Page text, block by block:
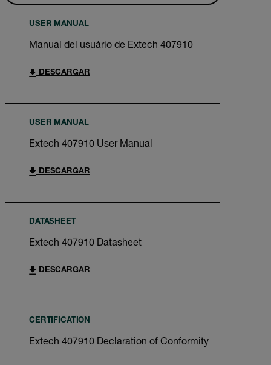
USER MANUAL
Manual del usuário de Extech 407910
DESCARGAR
USER MANUAL
Extech 407910 User Manual
DESCARGAR
DATASHEET
Extech 407910 Datasheet
DESCARGAR
CERTIFICATION
Extech 407910 Declaration of Conformity